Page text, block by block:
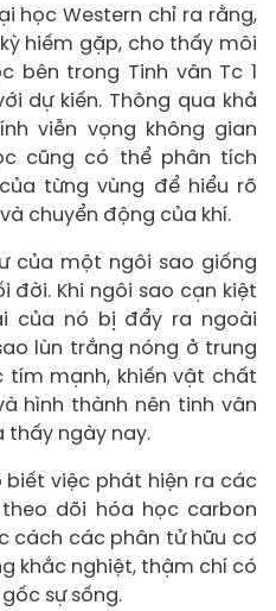
học Western chỉ ra rằng,
hiếm gặp, cho thấy môi
bên trong Tinh vân Tc 1
dự kiến. Thông qua khả
viễn vọng không gian
cũng có thể phân tích
từng vùng để hiểu rõ
chuyển động của khí.
của một ngôi sao giống
đời. Khi ngôi sao cạn kiệt
của nó bị đẩy ra ngoài
lùn trắng nóng ở trung
mạnh, khiến vật chất
hình thành nên tinh vân
ngày nay.
biết việc phát hiện ra các
dõi hóa học carbon
cách các phân tử hữu cơ
khắc nghiệt, thậm chí có
sự sống.